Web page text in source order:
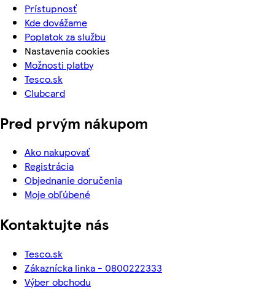
Prístupnosť
Kde dovážame
Poplatok za službu
Nastavenia cookies
Možnosti platby
Tesco.sk
Clubcard
Pred prvým nákupom
Ako nakupovať
Registrácia
Objednanie doručenia
Moje obľúbené
Kontaktujte nás
Tesco.sk
Zákaznícka linka - 0800222333
Výber obchodu